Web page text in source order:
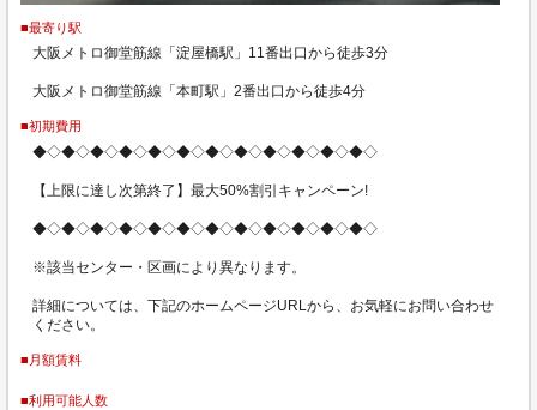
■最寄り駅
大阪メトロ御堂筋線「淀屋橋駅」11番出口から徒歩3分
大阪メトロ御堂筋線「本町駅」2番出口から徒歩4分
■初期費用
◆◇◆◇◆◇◆◇◆◇◆◇◆◇◆◇◆◇◆◇◆◇◆◇
【上限に達し次第終了】最大50%割引キャンペーン!
◆◇◆◇◆◇◆◇◆◇◆◇◆◇◆◇◆◇◆◇◆◇◆◇
※該当センター・区画により異なります。
詳細については、下記のホームページURLから、お気軽にお問い合わせ
ください。
■月額賃料
■利用可能人数